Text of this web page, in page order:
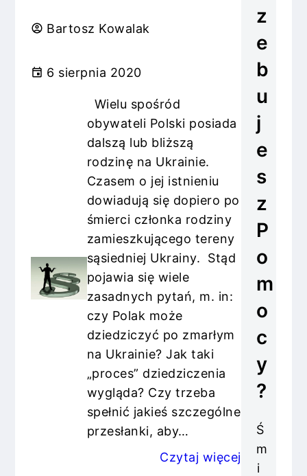
Bartosz Kowalak
6 sierpnia 2020
Wielu spośród
obywateli Polski posiada
dalszą lub bliższą
rodzinę na Ukrainie.
Czasem o jej istnieniu
dowiadują się dopiero po
śmierci członka rodziny
zamieszkującego tereny
sąsiedniej Ukrainy. Stąd
pojawia się wiele
zasadnych pytań, m. in:
czy Polak może
dziedziczyć po zmarłym
na Ukrainie? Jak taki
„proces” dziedziczenia
wygląda? Czy trzeba
spełnić jakieś szczególne
przesłanki, aby…
Czytaj więcej
z
e
b
u
j
e
s
z
P
o
m
o
c
y
?
Ś
m
i